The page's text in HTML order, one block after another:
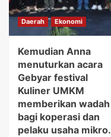
Daerah Ekonomi
Kemudian Anna
menuturkan acara
Gebyar festival
Kuliner UMKM
memberikan wadah
bagi koperasi dan
pelaku usaha mikro.